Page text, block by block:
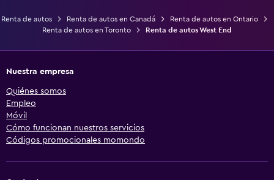
Renta de autos Renta de autos en Canadá
Renta de autos en Ontario
Renta de autos en Toronto
Renta de autos West End
Nuestra empresa
Quiénes somos
Empleo
Móvil
Cómo funcionan nuestros servicios
Códigos promocionales momondo